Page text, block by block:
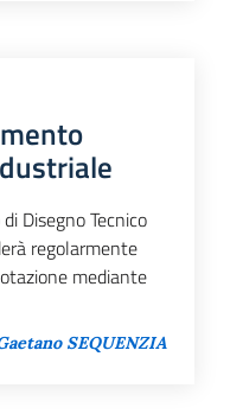
Disegno Tecnico
regolarmente
mediante
SEQUENZIA